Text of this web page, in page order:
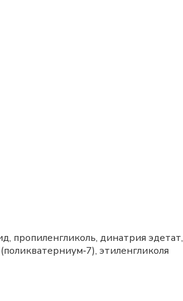
пропиленгликоль, динатрия эдетат,
этиленгликоля